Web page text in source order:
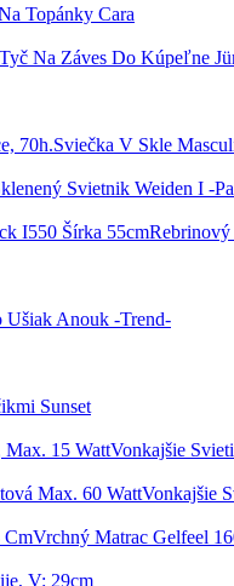
Topánky Cara
Tyč Na Záves Do Kúpeľne
Sviečka V Skle
Svietnik Weiden I -
Rebrinový
Ušiak Anouk -Trend-
Sunset
Vonkajšie
Vonkajšie
Vrchný Matrac Gelfeel
V: 29cm